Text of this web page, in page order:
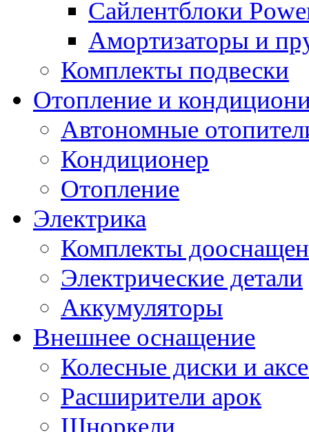
Сайлентблоки
Амортизаторы и
Комплекты подвески
Отопление и
Автономные
Кондиционер
Отопление
Электрика
Комплекты
Электрические детали
Аккумуляторы
Внешнее оснащение
Колесные диски и
Расширители арок
Шноркели